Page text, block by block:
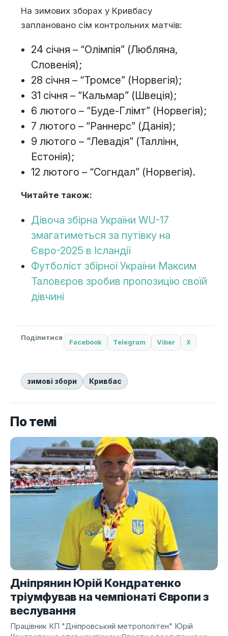
На зимових зборах у Кривбасу
заплановано сім контрольних матчів:
24 січня – “Олімпія” (Любляна,
Словенія);
28 січня – “Тромсе” (Норвегія);
31 січня – “Кальмар” (Швеція);
6 лютого – “Буде-Глімт” (Норвегія);
7 лютого – “Раннерс” (Данія);
9 лютого – “Левадія” (Таллінн,
Естонія);
12 лютого – “Согндал” (Норвегія).
Читайте також:
Дівоча збірна України WU-17
змагатиметься за путівку на
Євро-2025 в Ісландії
Футболіст збірної України Максим
Таловєров зробив пропозицію своїй
дівчині
Поділитися
Facebook Telegram Viber X
зимові збори Кривбас
По темі
Дніпрянин Юрій Кондратенко
тріумфував на чемпіонаті Європи з
веслування
Працівник КП "Дніпровський метрополітен" Юрій